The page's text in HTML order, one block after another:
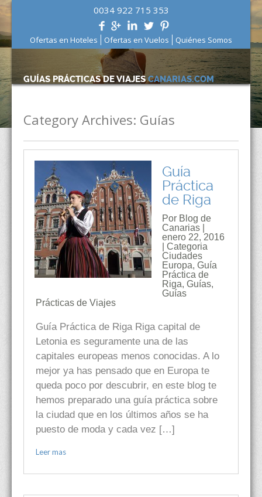
0034 922 715 353
Ofertas en Hoteles Ofertas en Vuelos Quiénes Somos
GUÍAS PRÁCTICAS DE VIAJESCANARIAS.COM
Category Archives: Guías
Guía
Práctica
de Riga
Por Blog de
Canarias |
enero 22, 2016
| Categoria
Ciudades
Europa, Guía
Práctica de
Riga, Guías,
Guías
Prácticas de Viajes
Guía Práctica de Riga Riga capital de
Letonia es seguramente una de las
capitales europeas menos conocidas. A lo
mejor ya has pensado que en Europa te
queda poco por descubrir, en este blog te
hemos preparado una guía práctica sobre
la ciudad que en los últimos años se ha
puesto de moda y cada vez […]
Leer mas